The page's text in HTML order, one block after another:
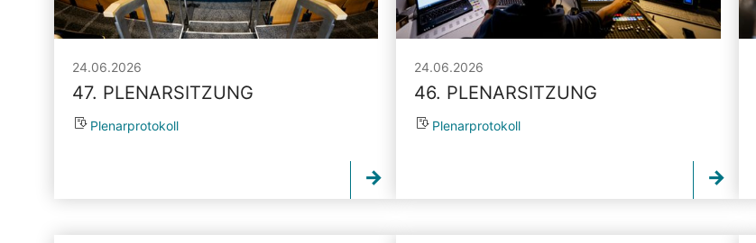
24.06.2026
47. PLENARSITZUNG
Plenarprotokoll
24.06.2026
46. PLENARSITZUNG
Plenarprotokoll